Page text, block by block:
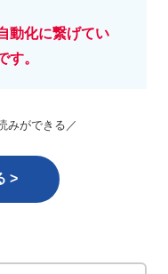
動化に繋げてい
す。
みができる／
>